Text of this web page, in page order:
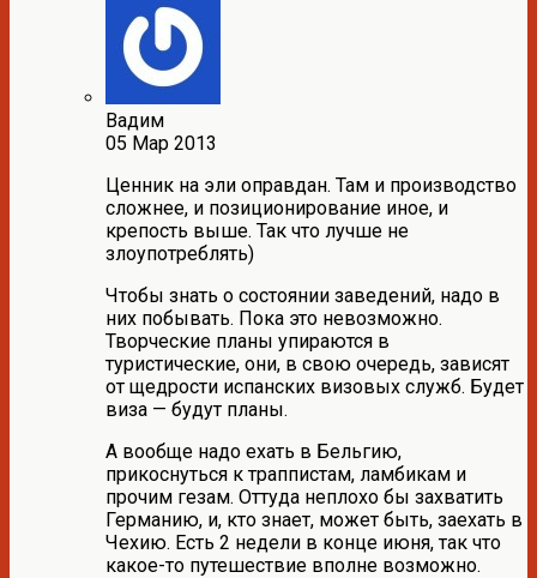
Вадим
05 Мар 2013
Ценник на эли оправдан. Там и производство
сложнее, и позиционирование иное, и
крепость выше. Так что лучше не
злоупотреблять)
Чтобы знать о состоянии заведений, надо в
них побывать. Пока это невозможно.
Творческие планы упираются в
туристические, они, в свою очередь, зависят
от щедрости испанских визовых служб. Будет
виза — будут планы.
А вообще надо ехать в Бельгию,
прикоснуться к траппистам, ламбикам и
прочим гезам. Оттуда неплохо бы захватить
Германию, и, кто знает, может быть, заехать в
Чехию. Есть 2 недели в конце июня, так что
какое-то путешествие вполне возможно.